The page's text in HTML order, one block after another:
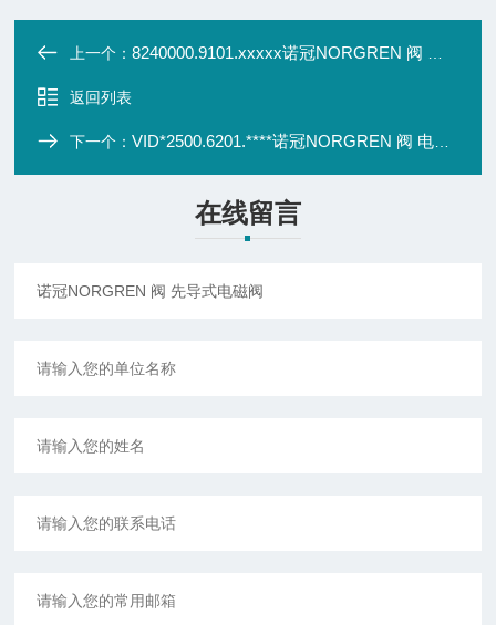
上一个：8240000.9101.xxxxx诺冠NORGREN 阀 先导式电磁阀
返回列表
下一个：VID*2500.6201.****诺冠NORGREN 阀 电控阀
在线留言